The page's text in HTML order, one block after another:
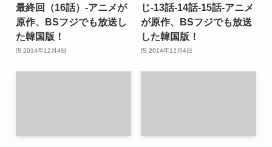
最終回（16話）-アニメが
原作、BSフジでも放送し
た韓国版！
2014年12月4日
じ-13話-14話-15話-アニメ
が原作、BSフジでも放送
した韓国版！
2014年12月4日